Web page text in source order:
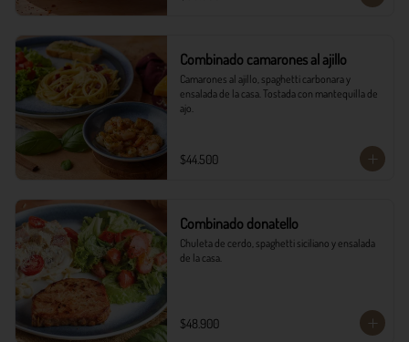
Combinado camarones al ajillo
Camarones al ajillo, spaghetti carbonara y
ensalada de la casa. Tostada con mantequilla de
ajo.
$44.500
Combinado donatello
Chuleta de cerdo, spaghetti siciliano y ensalada
de la casa.
$48.900